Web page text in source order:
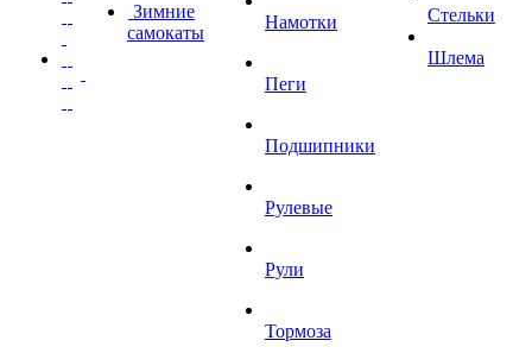
Зимние
самокаты
Намотки
Пеги
Подшипники
Рулевые
Рули
Тормоза
Стельки
Шлема